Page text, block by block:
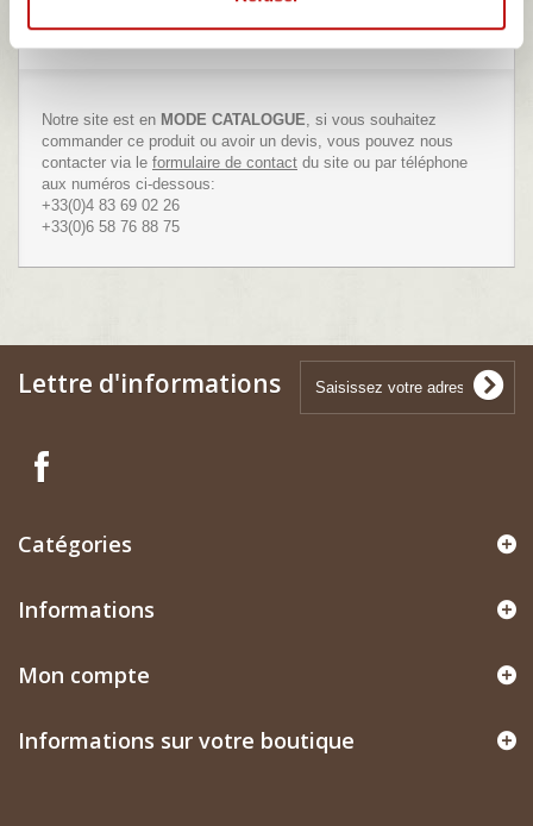
371,30 €
Notre site est en MODE CATALOGUE, si vous souhaitez
commander ce produit ou avoir un devis, vous pouvez nous
contacter via le formulaire de contact du site ou par téléphone
aux numéros ci-dessous:
+33(0)4 83 69 02 26
+33(0)6 58 76 88 75
Lettre d'informations
Catégories
Informations
Mon compte
Informations sur votre boutique